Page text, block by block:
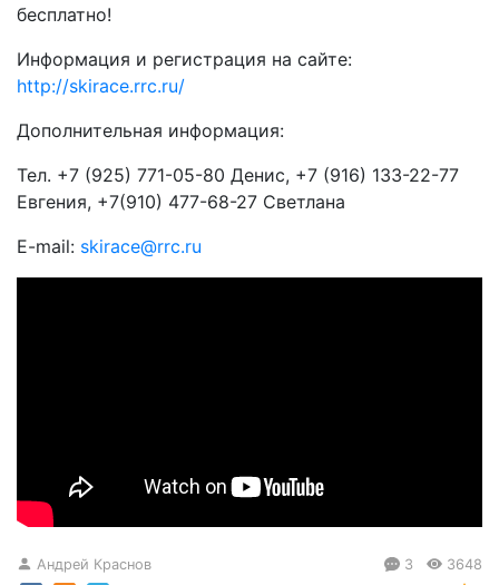
бесплатно!
Информация и регистрация на сайте:
http://skirace.rrc.ru/
Дополнительная информация:
Тел. +7 (925) 771-05-80 Денис, +7 (916) 133-22-77
Евгения, +7(910) 477-68-27 Светлана
E-mail: skirace@rrc.ru
Андрей Краснов 3 3648